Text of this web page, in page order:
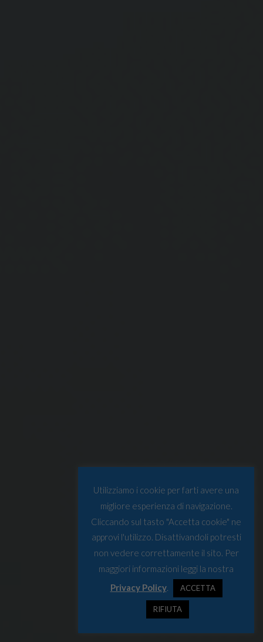
Utilizziamo i cookie per farti avere una
migliore esperienza di navigazione.
Cliccando sul tasto "Accetta cookie" ne
approvi l'utilizzo. Disattivandoli potresti
non vedere correttamente il sito. Per
maggiori informazioni leggi la nostra
Privacy Policy. ACCETTA
RIFIUTA